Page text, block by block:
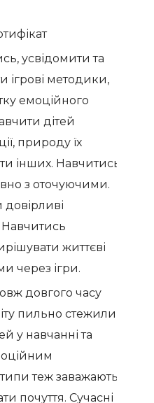
усвідомити та
ігрові методики,
емоційного
дітей
природу їх
інших. Навчитись
з оточуючими.
Навчитись
життєві
через ігри.
довгого часу
пильно стежили
у навчанні та
теж заважають
почуття. Сучасні